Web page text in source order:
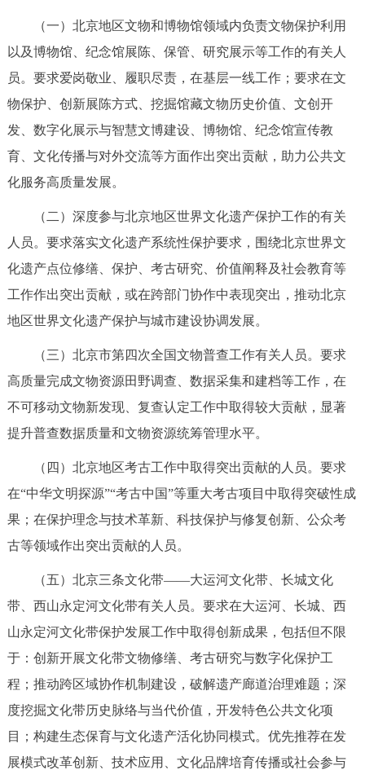
（一）北京地区文物和博物馆领域内负责文物保护利用
以及博物馆、纪念馆展陈、保管、研究展示等工作的有关人
员。要求爱岗敬业、履职尽责，在基层一线工作；要求在文
物保护、创新展陈方式、挖掘馆藏文物历史价值、文创开
发、数字化展示与智慧文博建设、博物馆、纪念馆宣传教
育、文化传播与对外交流等方面作出突出贡献，助力公共文
化服务高质量发展。
（二）深度参与北京地区世界文化遗产保护工作的有关
人员。要求落实文化遗产系统性保护要求，围绕北京世界文
化遗产点位修缮、保护、考古研究、价值阐释及社会教育等
工作作出突出贡献，或在跨部门协作中表现突出，推动北京
地区世界文化遗产保护与城市建设协调发展。
（三）北京市第四次全国文物普查工作有关人员。要求
高质量完成文物资源田野调查、数据采集和建档等工作，在
不可移动文物新发现、复查认定工作中取得较大贡献，显著
提升普查数据质量和文物资源统筹管理水平。
（四）北京地区考古工作中取得突出贡献的人员。要求
在“中华文明探源”“考古中国”等重大考古项目中取得突破性成
果；在保护理念与技术革新、科技保护与修复创新、公众考
古等领域作出突出贡献的人员。
（五）北京三条文化带——大运河文化带、长城文化
带、西山永定河文化带有关人员。要求在大运河、长城、西
山永定河文化带保护发展工作中取得创新成果，包括但不限
于：创新开展文化带文物修缮、考古研究与数字化保护工
程；推动跨区域协作机制建设，破解遗产廊道治理难题；深
度挖掘文化带历史脉络与当代价值，开发特色公共文化项
目；构建生态保育与文化遗产活化协同模式。优先推荐在发
展模式改革创新、技术应用、文化品牌培育传播或社会参与